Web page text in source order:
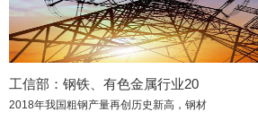
工信部：钢铁、有色金属行业20
2018年我国粗钢产量再创历史新高，钢材